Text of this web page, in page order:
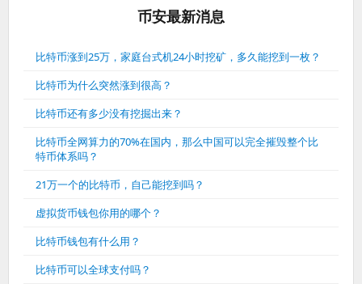
币安最新消息
比特币涨到25万，家庭台式机24小时挖矿，多久能挖到一枚？
比特币为什么突然涨到很高？
比特币还有多少没有挖掘出来？
比特币全网算力的70%在国内，那么中国可以完全摧毁整个比
特币体系吗？
21万一个的比特币，自己能挖到吗？
虚拟货币钱包你用的哪个？
比特币钱包有什么用？
比特币可以全球支付吗？